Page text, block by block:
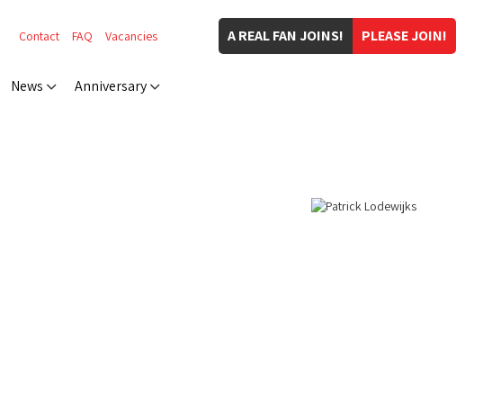
PLEASE JOIN!
A REAL FAN JOINS!
Contact FAQ Vacancies
News Anniversary